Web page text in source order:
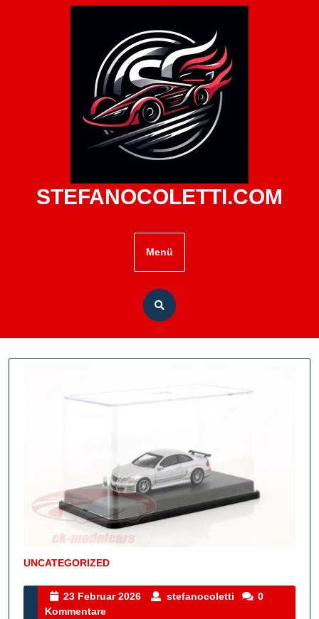
STEFANOCOLETTI.COM
Menü
UNCATEGORIZED
Kategorie
23 Februar 2026
23
stefanocoletti stefanocoletti
0
Kommentare